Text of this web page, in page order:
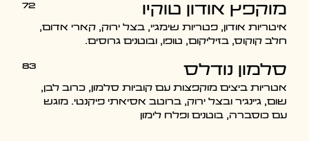
מוקפץ אודון טוקיו
איטריות אודון, פטריות שימג'י, בצל ירוק, קארי אדום,
חלב קוקוס, בזיליקום, טופו, ובוטנים גרוסים.
72
סלמון נודלס
אטריות ביצים מוקפצות עם קוביות סלמון, כרוב לבן,
שום, ג׳ינג׳ר ובצל ירוק, ברוטב אסיאתי פיקנטי. מוגש
עם כוסברה, בוטנים ופלח לימון
83